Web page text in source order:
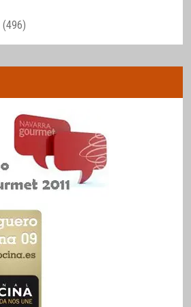
(496)